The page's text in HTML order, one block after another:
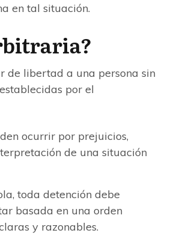
en tal situación.
de libertad a una persona sin
por el
ocurrir por prejuicios,
de una situación
toda detención debe
basada en una orden
y razonables.